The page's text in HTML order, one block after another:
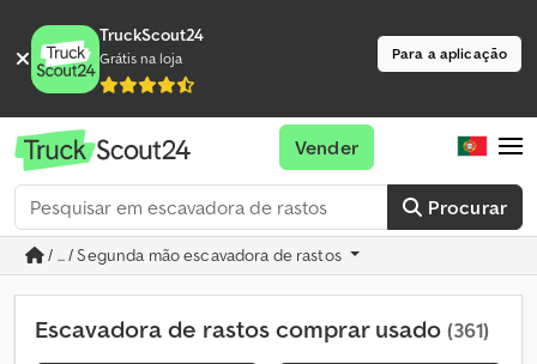
TruckScout24
Grátis na loja Para a aplicação
Procurar
Vender
/ ... / Segunda mão escavadora de rastos
Escavadora de rastos comprar usado (361)